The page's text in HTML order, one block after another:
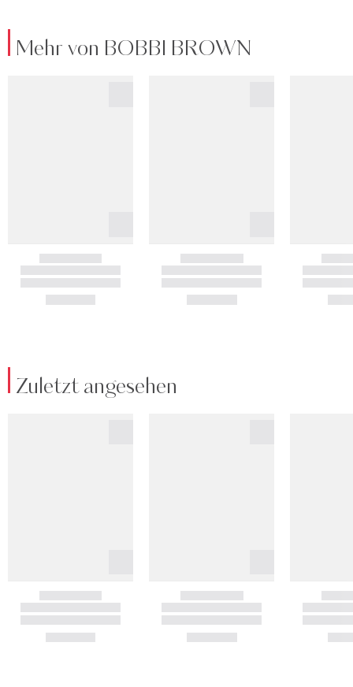
Mehr von BOBBI BROWN
Zuletzt angesehen